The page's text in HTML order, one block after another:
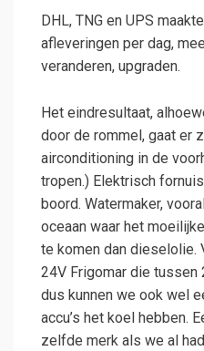
DHL, TNG en UPS
afleveringen per dag,
veranderen, upgraden.
Het eindresultaat,
door de rommel, gaat er
airconditioning in de
tropen.) Elektrisch
boord. Watermaker,
oceaan waar het
te komen dan dieselolie.
24V Frigomar die tussen
dus kunnen we ook wel
accu’s het koel hebben.
zelfde merk als we al